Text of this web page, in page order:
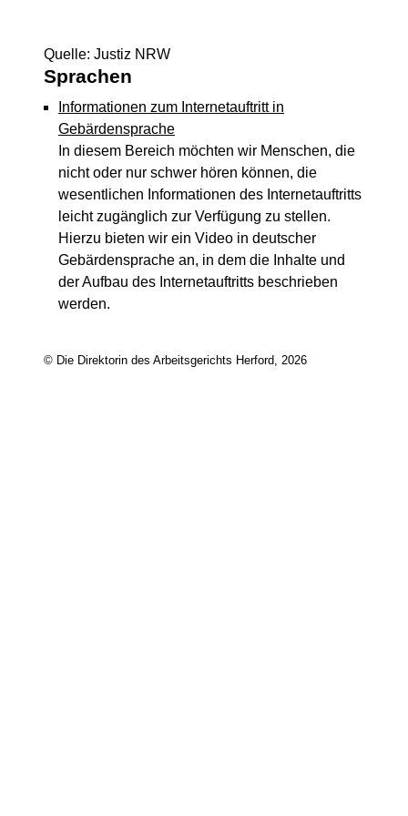
Quelle: Justiz NRW
Sprachen
Informationen zum Internetauftritt in
Gebärdensprache
In diesem Bereich möchten wir Menschen, die
nicht oder nur schwer hören können, die
wesentlichen Informationen des Internetauftritts
leicht zugänglich zur Verfügung zu stellen.
Hierzu bieten wir ein Video in deutscher
Gebärdensprache an, in dem die Inhalte und
der Aufbau des Internetauftritts beschrieben
werden.
© Die Direktorin des Arbeitsgerichts Herford, 2026